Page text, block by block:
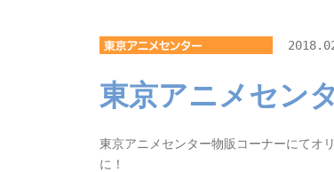
東京アニメセン
東京アニメセンター物販コーナーにてオ
に！